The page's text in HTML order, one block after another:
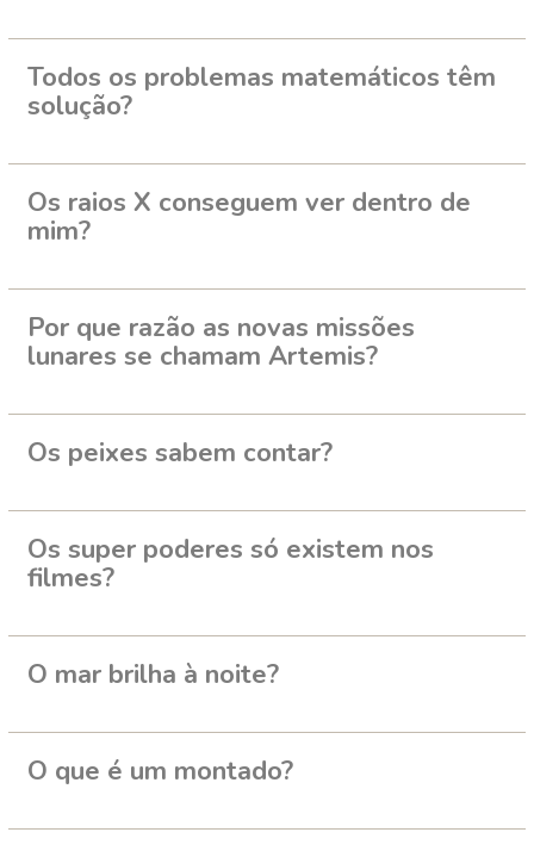
Todos os problemas matemáticos têm
solução?
Os raios X conseguem ver dentro de
mim?
Por que razão as novas missões
lunares se chamam Artemis?
Os peixes sabem contar?
Os super poderes só existem nos
filmes?
O mar brilha à noite?
O que é um montado?